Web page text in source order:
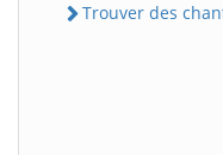
Trouver des